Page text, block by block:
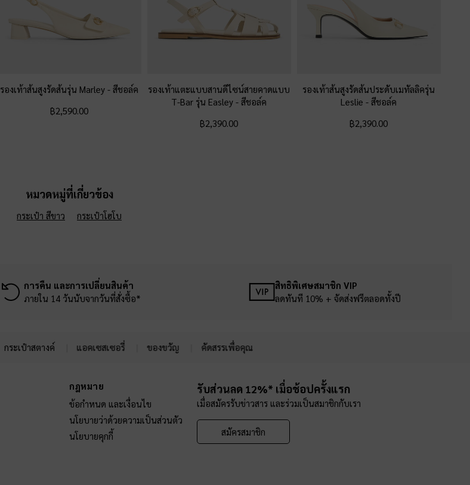
รองเท้าส้นสูงรัดส้นรุ่น Marley - สีชอล์ค
฿2,590.00
รองเท้าแตะแบบสานดีไซน์สายคาดแบบ
T-Bar รุ่น Easley-สีชอล์ค
฿2,390.00
รองเท้าส้นสูงรัดส้นประดับเมทัลลิครุ่น
Leslie-สีชอล์ค
฿2,390.00
หมวดหมู่ที่เกี่ยวข้อง
กระเป๋า สีขาว กระเป๋าโฮโบ
การคืน และการเปลี่ยนสินค้า
ภายใน 14 วันนับจากวันที่สั่งซื้อ*
สิทธิพิเศษสมาชิก VIP
ลดทันที 10% + จัดส่งฟรีตลอดทั้งปี
กระเป๋าสตางค์ แอคเซสเซอรี่ ของขวัญ คัดสรรเพื่อคุณ
กฎหมาย
ข้อกำหนด และเงื่อนไข
นโยบายว่าด้วยความเป็นส่วนตัว
นโยบายคุกกี้
รับส่วนลด 12%* เมื่อช้อปครั้งแรก
เมื่อสมัครรับข่าวสาร และร่วมเป็นสมาชิกกับเรา
สมัครสมาชิก